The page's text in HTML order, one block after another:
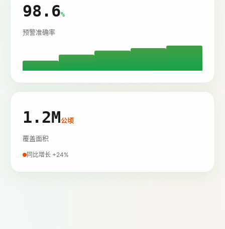
98.6%
预警准确率
1.2M公顷
覆盖面积
同比增长 +24%